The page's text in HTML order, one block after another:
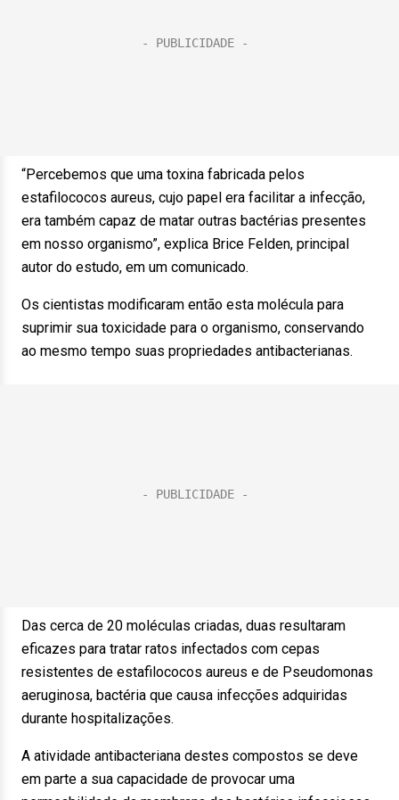
“Percebemos que uma toxina fabricada pelos
estafilococos aureus, cujo papel era facilitar a infecção,
era também capaz de matar outras bactérias presentes
em nosso organismo”, explica Brice Felden, principal
autor do estudo, em um comunicado.
Os cientistas modificaram então esta molécula para
suprimir sua toxicidade para o organismo, conservando
ao mesmo tempo suas propriedades antibacterianas.
Das cerca de 20 moléculas criadas, duas resultaram
eficazes para tratar ratos infectados com cepas
resistentes de estafilococos aureus e de Pseudomonas
aeruginosa, bactéria que causa infecções adquiridas
durante hospitalizações.
A atividade antibacteriana destes compostos se deve
em parte a sua capacidade de provocar uma